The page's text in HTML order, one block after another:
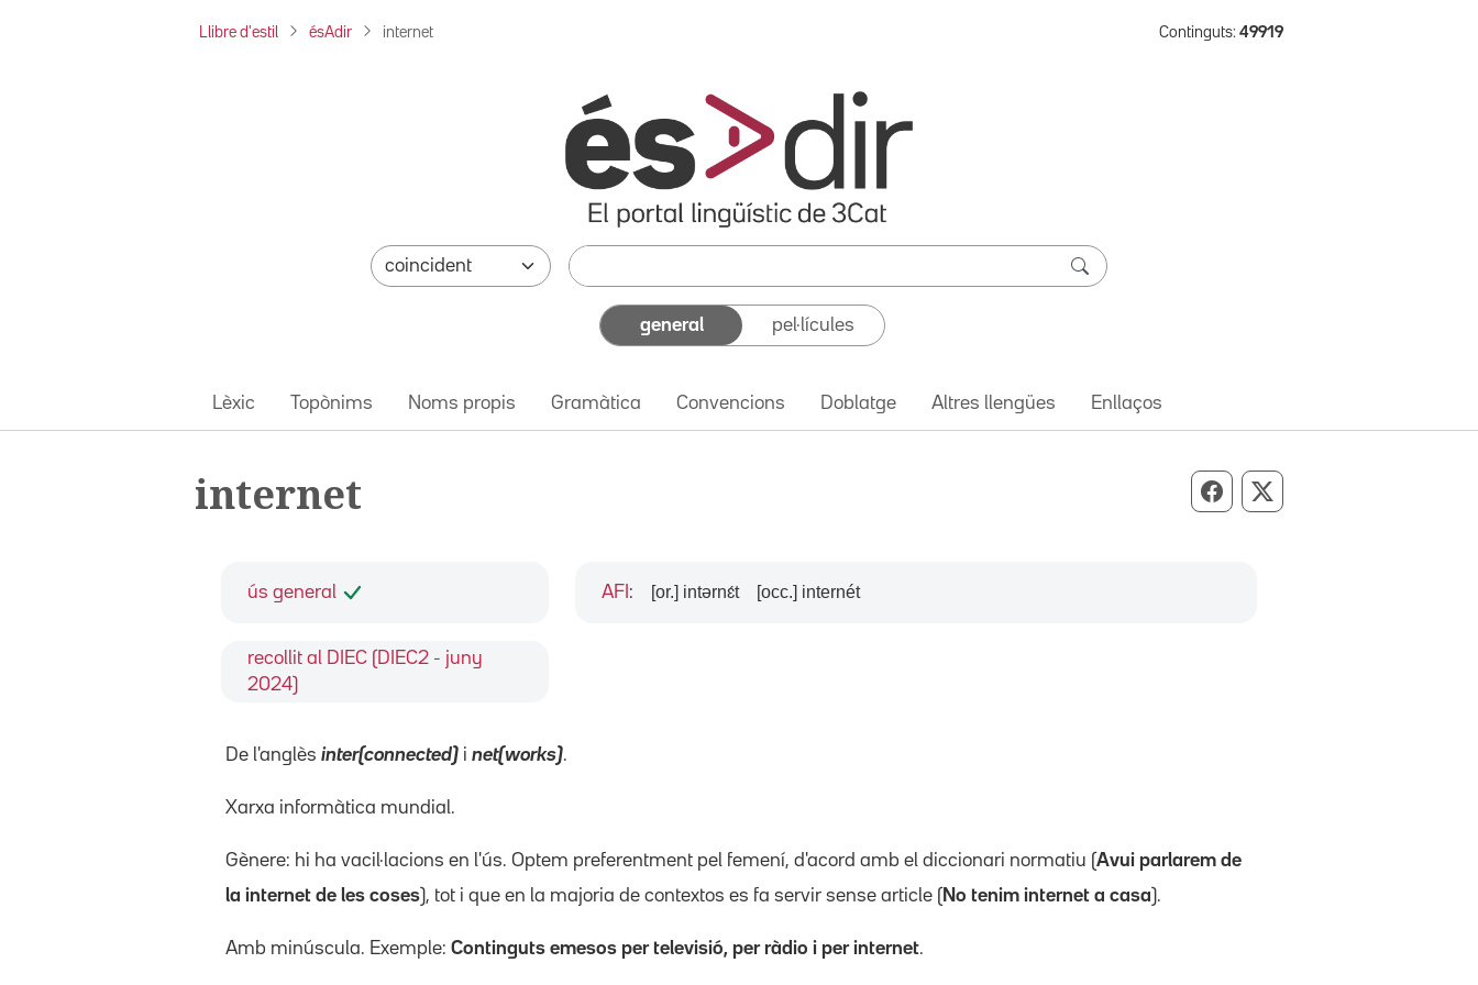
Llibre d'estil ésAdir internet Continguts: 49919
general pel·lícules
Lèxic Topònims Noms propis Gramàtica Convencions Doblatge Altres llengües Enllaços
internet Compartir per Facebook
Compartir per X
ús general
recollit al DIEC (DIEC2 - juny
2024)
AFI : [or.] intərnɛ́t [occ.] internét
De l'anglès inter(connected) i net(works).
Xarxa informàtica mundial.
Gènere: hi ha vacil·lacions en l'ús. Optem preferentment pel femení, d'acord amb el diccionari normatiu (Avui parlarem de
la internet de les coses), tot i que en la majoria de contextos es fa servir sense article ( No tenim internet a casa).
Amb minúscula. Exemple: Continguts emesos per televisió, per ràdio i per internet.